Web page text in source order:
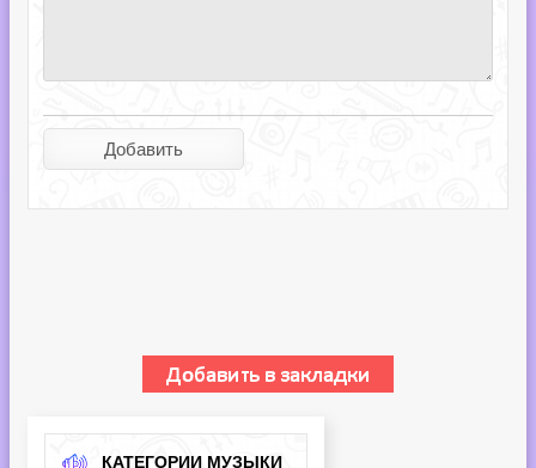
КАТЕГОРИИ МУЗЫКИ